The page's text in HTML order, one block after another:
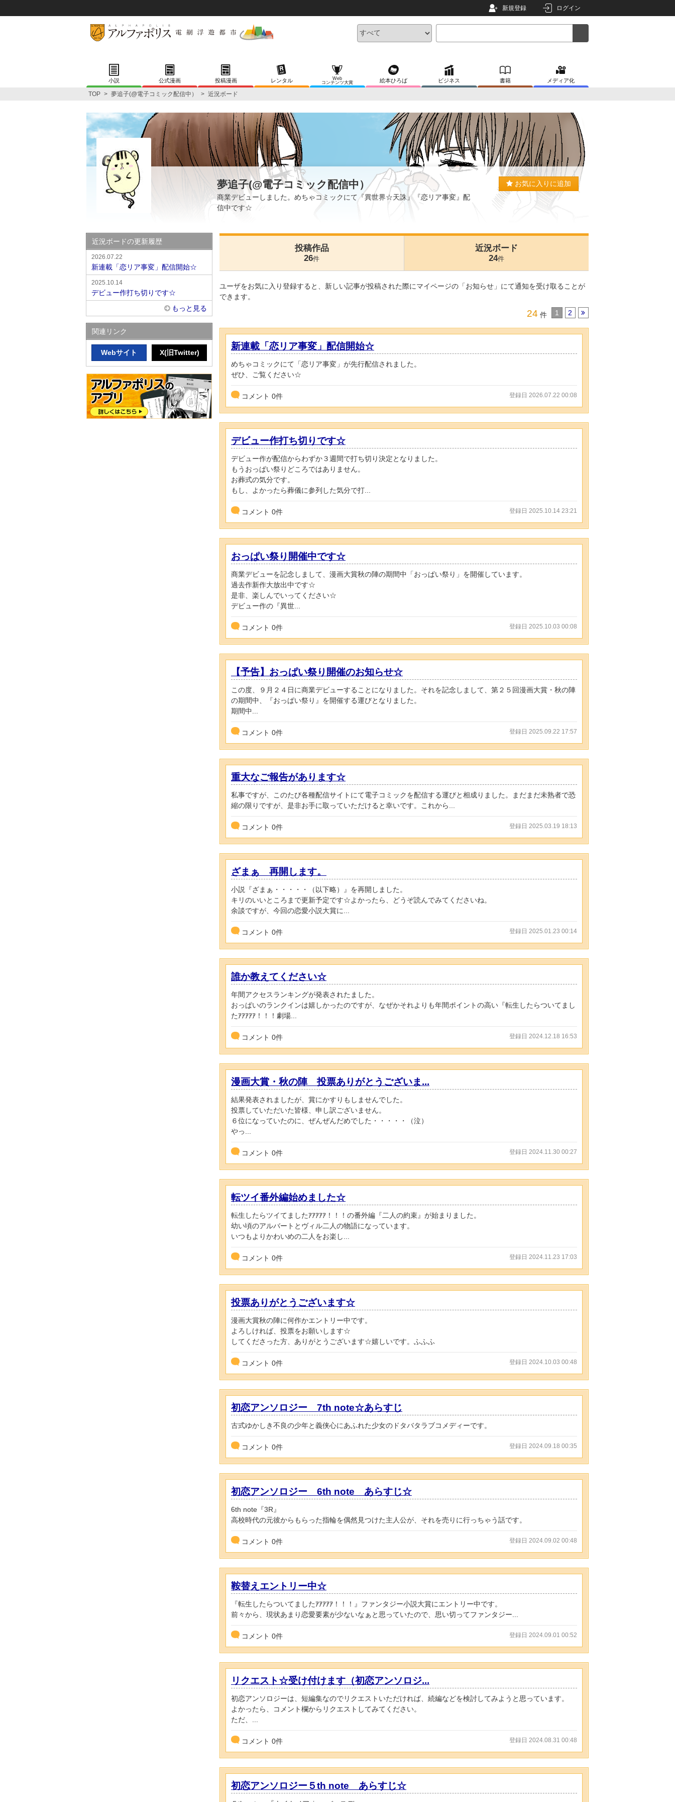
新規登録 ログイン
小説 公式漫画 投稿漫画 レンタル
Web
コンテンツ大賞
絵本ひろば ビジネス 書籍 メディア化
TOP > 夢追子(@電子コミック配信中） > 近況ボード
夢追子(@電子コミック配信中）
商業デビューしました。めちゃコミックにて『異世界☆天誅』『恋リア事変』配
信中です☆
お気に入りに追加
投稿作品
26件
近況ボード
24件
ユーザをお気に入り登録すると、新しい記事が投稿された際にマイページの「お知らせ」にて通知を受け取ることが
できます。
24 件 1 2
新連載「恋リア事変」配信開始☆
めちゃコミックにて「恋リア事変」が先行配信されました。
ぜひ、ご覧ください☆
コメント 0件 登録日 2026.07.22 00:08
デビュー作打ち切りです☆
デビュー作が配信からわずか３週間で打ち切り決定となりました。
もうおっぱい祭りどころではありません。
お葬式の気分です。
もし、よかったら葬儀に参列した気分で打...
コメント 0件 登録日 2025.10.14 23:21
おっぱい祭り開催中です☆
商業デビューを記念しまして、漫画大賞秋の陣の期間中「おっぱい祭り」を開催しています。
過去作新作大放出中です☆
是非、楽しんでいってください☆
デビュー作の『異世...
コメント 0件 登録日 2025.10.03 00:08
【予告】おっぱい祭り開催のお知らせ☆
この度、９月２４日に商業デビューすることになりました。それを記念しまして、第２５回漫画大賞・秋の陣
の期間中、『おっぱい祭り』を開催する運びとなりました。
期間中...
コメント 0件 登録日 2025.09.22 17:57
重大なご報告があります☆
私事ですが、このたび各種配信サイトにて電子コミックを配信する運びと相成りました。まだまだ未熟者で恐
縮の限りですが、是非お手に取っていただけると幸いです。これから...
コメント 0件 登録日 2025.03.19 18:13
ざまぁ 再開します。
小説『ざまぁ・・・・・（以下略）』を再開しました。
キリのいいところまで更新予定です☆よかったら、どうぞ読んでみてくださいね。
余談ですが、今回の恋愛小説大賞に...
コメント 0件 登録日 2025.01.23 00:14
誰か教えてください☆
年間アクセスランキングが発表されたました。
おっぱいのランクインは嬉しかったのですが、なぜかそれよりも年間ポイントの高い『転生したらついてまし
たｱｱｱｱｱ！！！劇場...
コメント 0件 登録日 2024.12.18 16:53
漫画大賞・秋の陣 投票ありがとうございま...
結果発表されましたが、賞にかすりもしませんでした。
投票していただいた皆様、申し訳ございません。
６位になっていたのに、ぜんぜんだめでした・・・・・（泣）
やっ...
コメント 0件 登録日 2024.11.30 00:27
転ツイ番外編始めました☆
転生したらツイてましたｱｱｱｱｱ！！！の番外編『二人の約束』が始まりました。
幼い頃のアルバートとヴィル二人の物語になっています。
いつもよりかわいめの二人をお楽し...
コメント 0件 登録日 2024.11.23 17:03
投票ありがとうございます☆
漫画大賞秋の陣に何作かエントリー中です。
よろしければ、投票をお願いします☆
してくださった方、ありがとうございます☆嬉しいです。ふふふ
コメント 0件 登録日 2024.10.03 00:48
初恋アンソロジー 7th note☆あらすじ
古式ゆかしき不良の少年と義侠心にあふれた少女のドタバタラブコメディーです。
コメント 0件 登録日 2024.09.18 00:35
初恋アンソロジー 6th note あらすじ☆
6th note『3R』
高校時代の元彼からもらった指輪を偶然見つけた主人公が、それを売りに行っちゃう話です。
コメント 0件 登録日 2024.09.02 00:48
鞍替えエントリー中☆
『転生したらついてましたｱｱｱｱｱ！！！』ファンタジー小説大賞にエントリー中です。
前々から、現状あまり恋愛要素が少ないなぁと思っていたので、思い切ってファンタジー...
コメント 0件 登録日 2024.09.01 00:52
リクエスト☆受け付けます（初恋アンソロジ...
初恋アンソロジーは、短編集なのでリクエストいただければ、続編などを検討してみようと思っています。
よかったら、コメント欄からリクエストしてみてください。
ただ、...
コメント 0件 登録日 2024.08.31 00:48
初恋アンソロジー５th note あらすじ☆
近況ボードの更新履歴
2026.07.22
新連載「恋リア事変」配信開始☆
2025.10.14
デビュー作打ち切りです☆
もっと見る
関連リンク
Webサイト X(旧Twitter)